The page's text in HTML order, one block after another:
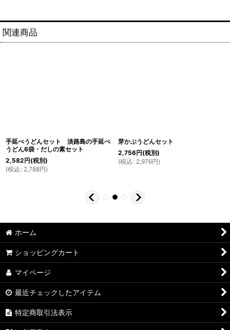
関連商品
手延べうどんセット 淡路島の手延べ
うどん6袋・だしの素セット
2,582円(税別)
(税込 : 2,788円)
芽かぶうどんセット
2,756円(税別)
(税込 : 2,976円)
ホーム
ショッピングカート
マイページ
最近チェックしたアイテム
特定商取引法表示